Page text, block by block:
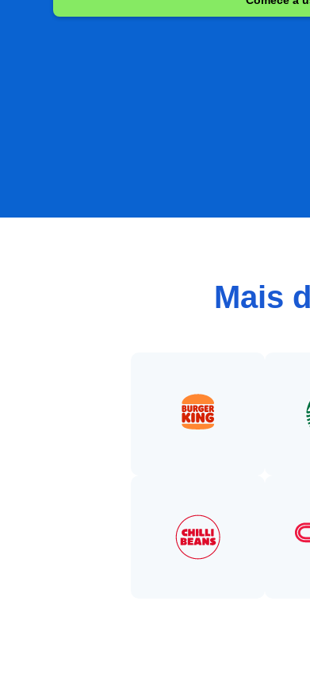
Mais